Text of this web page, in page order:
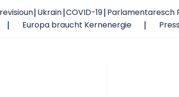
Ukrain COVID-19 Parlamentaresch
Europa braucht Kernenergie